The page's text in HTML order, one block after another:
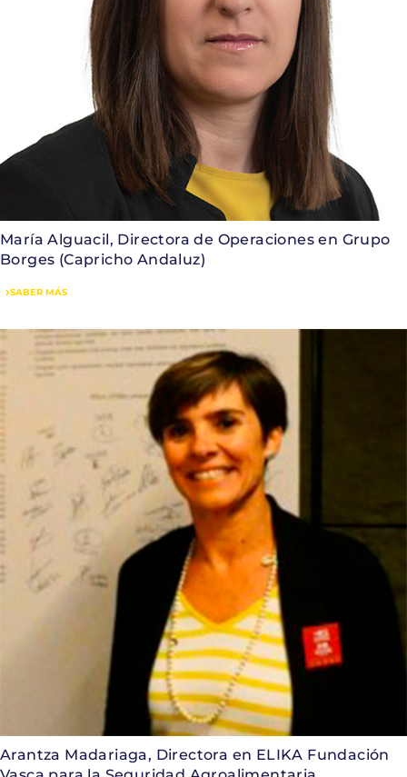
María Alguacil, Directora de Operaciones en Grupo
Borges (Capricho Andaluz)
SABER MÁS
Arantza Madariaga, Directora en ELIKA Fundación